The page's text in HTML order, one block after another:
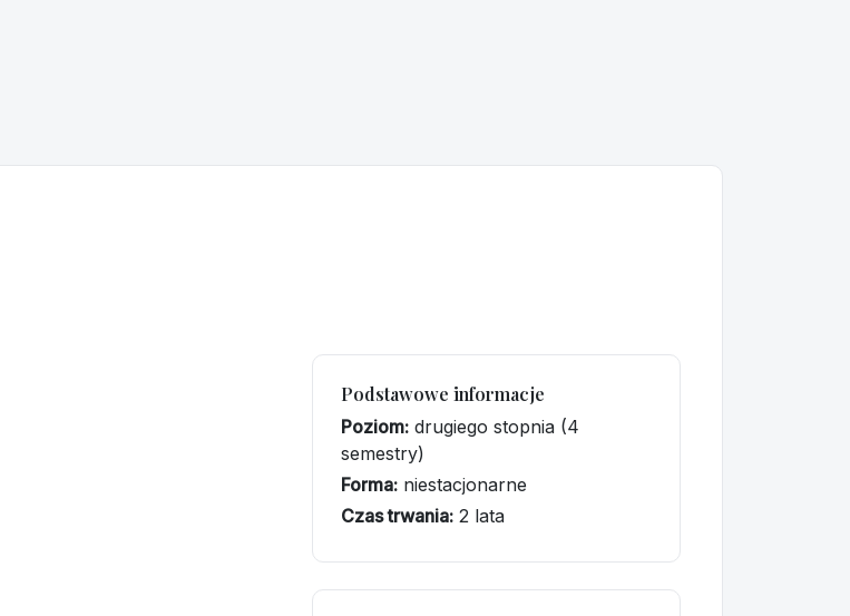
Podstawowe informacje
Poziom: drugiego stopnia (4
semestry)
Forma: niestacjonarne
Czas trwania: 2 lata